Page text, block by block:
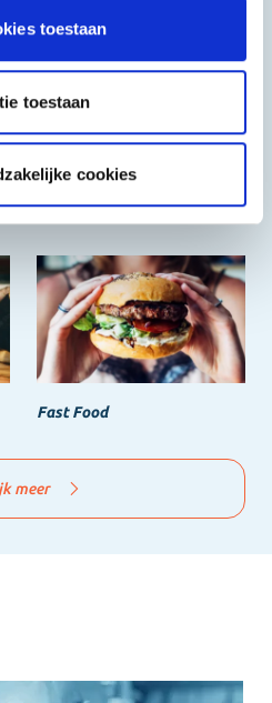
toestaan
toestaan
cookies
Fast Food
meer